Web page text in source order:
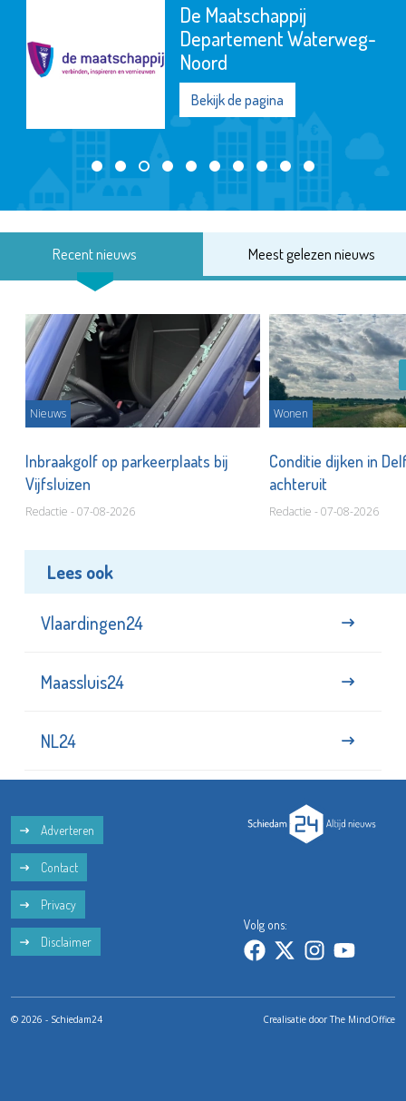
De Maatschappij
Departement Waterweg-
Noord
Bekijk de pagina
Recent nieuws Meest gelezen nieuws
Nieuws
Inbraakgolf op parkeerplaats bij
Vijfsluizen
Redactie - 07-08-2026
Wonen
Conditie dijken in
achteruit
Redactie - 07-08-2026
Lees ook
Vlaardingen24
Maassluis24
NL24
Adverteren
Contact
Privacy
Disclaimer
Volg ons:
© 2026 - Schiedam24 Crealisatie doorThe MindOffice